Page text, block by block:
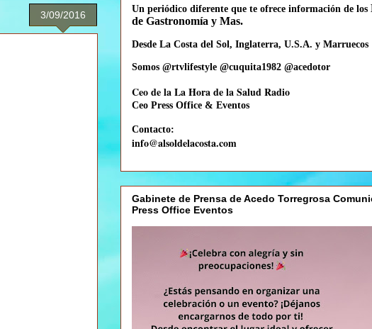
3/09/2016
Un periódico diferente que te ofrece información de los
de Gastronomía y Mas.
Desde La Costa del Sol, Inglaterra, U.S.A. y Marruecos
Somos @rtvlifestyle @cuquita1982 @acedotor
Ceo de la La Hora de la Salud Radio
Ceo Press Office & Eventos
Contacto:
info@alsoldelacosta.com
Gabinete de Prensa de Acedo Torregrosa
Press Office Eventos